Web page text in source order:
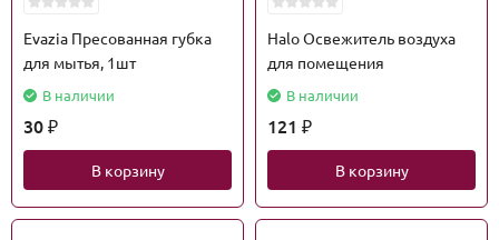
Evazia Пресованная губка
для мытья, 1шт
В наличии
30 ₽
В корзину
Halo Освежитель воздуха
для помещения
В наличии
121 ₽
В корзину